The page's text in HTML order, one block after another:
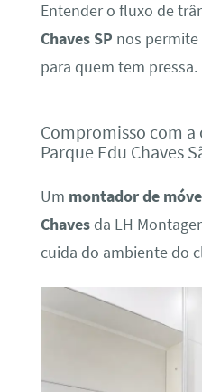
Entender o fluxo de
Chaves SP nos permite
para quem tem pressa.
Compromisso com a
Parque Edu Chaves
Um montador de
Chavesda LH
cuida do ambiente do